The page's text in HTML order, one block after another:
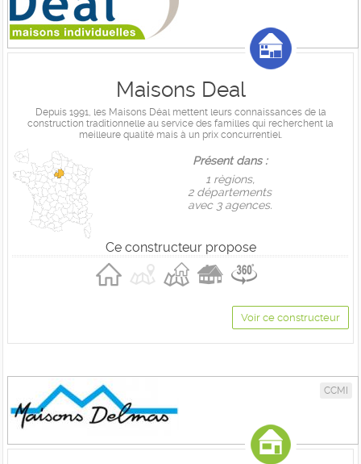
Maisons Deal
Depuis 1991, les Maisons Déal mettent leurs connaissances de la
construction traditionnelle au service des familles qui recherchent la
meilleure qualité mais à un prix concurrentiel.
Présent dans :
1 règions,
2 départements
avec 3 agences.
Ce constructeur propose
Voir ce constructeur
CCMI